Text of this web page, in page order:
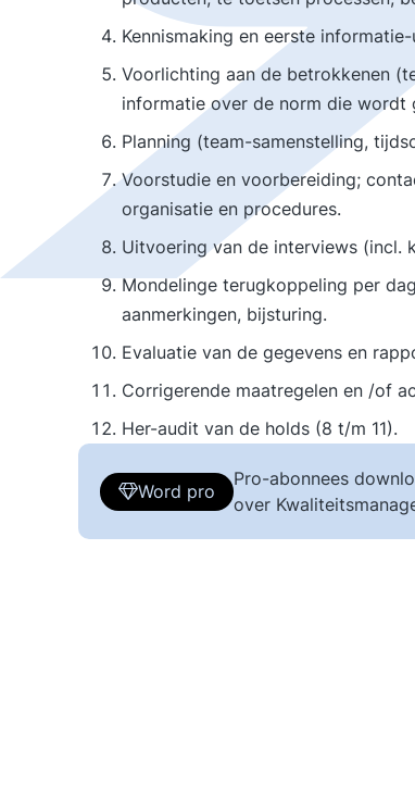
Kennismaking en eerste
Voorlichting aan de betrokkenen
informatie over de norm die
Planning (team-samenstelling,
Voorstudie en voorbereiding;
organisatie en procedures.
Uitvoering van de interviews (incl.
Mondelinge terugkoppeling per
aanmerkingen, bijsturing.
Evaluatie van de gegevens en
Corrigerende maatregelen en /of
Her-audit van de holds (8 t/m 11).
Word pro
Pro-abonnees
over